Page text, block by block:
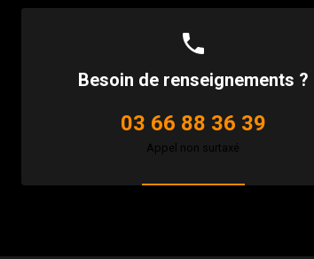
phone
Besoin de renseignements ?
03 66 88 36 39
Appel non surtaxé